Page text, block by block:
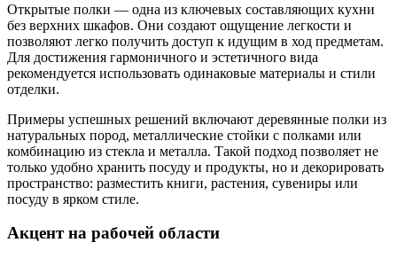
Открытые полки — одна из ключевых составляющих кухни
без верхних шкафов. Они создают ощущение легкости и
позволяют легко получить доступ к идущим в ход предметам.
Для достижения гармоничного и эстетичного вида
рекомендуется использовать одинаковые материалы и стили
отделки.
Примеры успешных решений включают деревянные полки из
натуральных пород, металлические стойки с полками или
комбинацию из стекла и металла. Такой подход позволяет не
только удобно хранить посуду и продукты, но и декорировать
пространство: разместить книги, растения, сувениры или
посуду в ярком стиле.
Акцент на рабочей области